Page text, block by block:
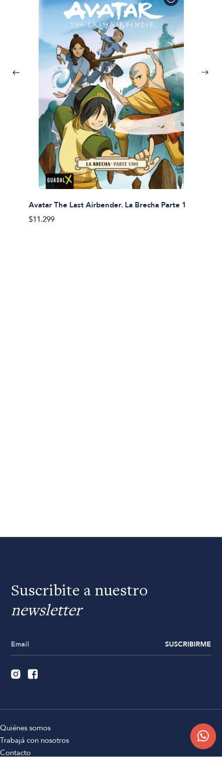
Avatar The Last Airbender. La Brecha Parte 1
$11.299
Suscribite a nuestro
newsletter
SUSCRIBIRME
Quiénes somos
Trabajá con nosotros
Contacto